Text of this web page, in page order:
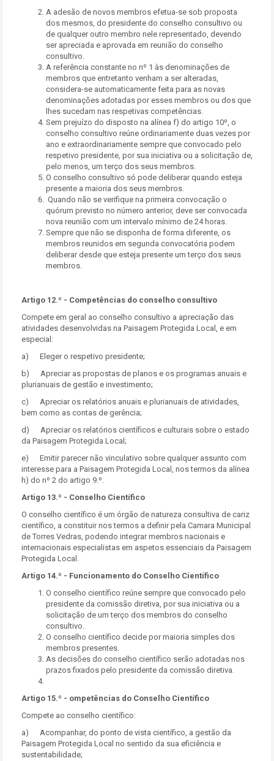
A adesão de novos membros efetua-se sob proposta
dos mesmos, do presidente do conselho consultivo ou
de qualquer outro membro nele representado, devendo
ser apreciada e aprovada em reunião do conselho
consultivo.
A referência constante no nº 1 às denominações de
membros que entretanto venham a ser alteradas,
considera-se automaticamente feita para as novas
denominações adotadas por esses membros ou dos que
lhes sucedam nas respetivas competências.
Sem prejuízo do disposto na alínea f) do artigo 10º, o
conselho consultivo reúne ordinariamente duas vezes por
ano e extraordinariamente sempre que convocado pelo
respetivo presidente, por sua iniciativa ou a solicitação de,
pelo menos, um terço dos seus membros.
O conselho consultivo só pode deliberar quando esteja
presente a maioria dos seus membros.
Quando não se verifique na primeira convocação o
quórum previsto no número anterior, deve ser convocada
nova reunião com um intervalo mínimo de 24 horas.
Sempre que não se disponha de forma diferente, os
membros reunidos em segunda convocatória podem
deliberar desde que esteja presente um terço dos seus
membros.
Artigo 12.º - Competências do conselho consultivo
Compete em geral ao conselho consultivo a apreciação das
atividades desenvolvidas na Paisagem Protegida Local, e em
especial:
a) Eleger o respetivo presidente;
b) Apreciar as propostas de planos e os programas anuais e
plurianuais de gestão e investimento;
c) Apreciar os relatórios anuais e plurianuais de atividades,
bem como as contas de gerência;
d) Apreciar os relatórios científicos e culturais sobre o estado
da Paisagem Protegida Local;
e) Emitir parecer não vinculativo sobre qualquer assunto com
interesse para a Paisagem Protegida Local, nos termos da alínea
h) do nº 2 do artigo 9.º.
Artigo 13.º - Conselho Científico
O conselho científico é um órgão de natureza consultiva de cariz
científico, a constituir nos termos a definir pela Camara Municipal
de Torres Vedras, podendo integrar membros nacionais e
internacionais especialistas em aspetos essenciais da Paisagem
Protegida Local.
Artigo 14.º - Funcionamento do Conselho Científico
O conselho científico reúne sempre que convocado pelo
presidente da comissão diretiva, por sua iniciativa ou a
solicitação de um terço dos membros do conselho
consultivo.
O conselho científico decide por maioria simples dos
membros presentes.
As decisões do conselho científico serão adotadas nos
prazos fixados pelo presidente da comissão diretiva.
Artigo 15.º - ompetências do Conselho Científico
Compete ao conselho científico:
a) Acompanhar, do ponto de vista científico, a gestão da
Paisagem Protegida Local no sentido da sua eficiência e
sustentabilidade;